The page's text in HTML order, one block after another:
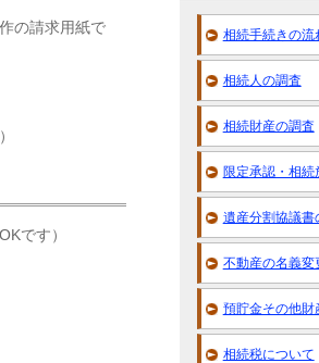
の請求用紙で
です）
相続手続きの流
相続人の調査
相続財産の調査
限定承認・相続
遺産分割協議書
不動産の名義変
預貯金その他財
相続税について